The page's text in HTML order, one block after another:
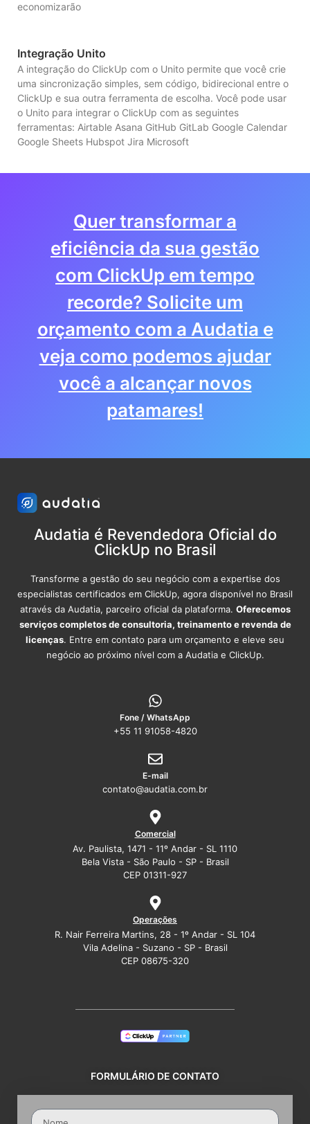
economizarão
Integração Unito
A integração do ClickUp com o Unito permite que você crie
uma sincronização simples, sem código, bidirecional entre o
ClickUp e sua outra ferramenta de escolha. Você pode usar
o Unito para integrar o ClickUp com as seguintes
ferramentas: Airtable Asana GitHub GitLab Google Calendar
Google Sheets Hubspot Jira Microsoft
Quer transformar a
eficiência da sua gestão
com ClickUp em tempo
recorde? Solicite um
orçamento com a Audatia e
veja como podemos ajudar
você a alcançar novos
patamares!
Audatia é Revendedora Oficial do
ClickUp no Brasil
Transforme a gestão do seu negócio com a expertise dos
especialistas certificados em ClickUp, agora disponível no Brasil
através da Audatia, parceiro oficial da plataforma. Oferecemos
serviços completos de consultoria, treinamento e revenda de
licenças. Entre em contato para um orçamento e eleve seu
negócio ao próximo nível com a Audatia e ClickUp.
Fone / WhatsApp
+55 11 91058-4820
E-mail
contato@audatia.com.br
Comercial
Av. Paulista, 1471 - 11º Andar - SL 1110
Bela Vista - São Paulo - SP - Brasil
CEP 01311-927
Operações
R. Nair Ferreira Martins, 28 - 1º Andar - SL 104
Vila Adelina - Suzano - SP - Brasil
CEP 08675-320
FORMULÁRIO DE CONTATO